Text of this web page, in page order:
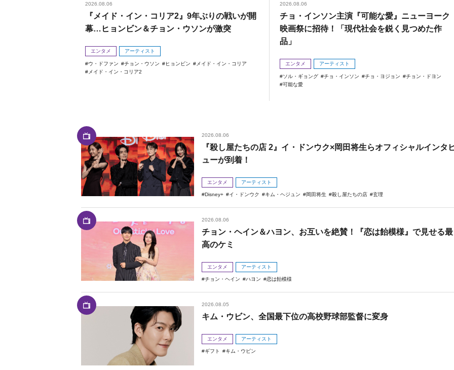
2026.08.06
『メイド・イン・コリア2』9年ぶりの戦いが開
幕…ヒョンビン＆チョン・ウソンが激突
エンタメ アーティスト
ウ・ドファン チョン・ウソン ヒョンビン
メイド・イン・コリア
メイド・イン・コリア2
2026.08.06
チョ・インソン主演『可能な愛』ニューヨーク
映画祭に招待！「現代社会を鋭く見つめた作
品」
エンタメ アーティスト
ソル・ギョング チョ・インソン チョ・ヨジョン
チョン・ドヨン
可能な愛
2026.08.06
『殺し屋たちの店 2』イ・ドンウク×岡田将生らオフィシャルインタ
ューが到着！
エンタメ アーティスト
Disney+ イ・ドンウク キム・ヘジュン 岡田将生 殺し屋たちの店 玄理
2026.08.06
チョン・ヘイン＆ハヨン、お互いを絶賛！『恋は飴模様』で見せる最
高のケミ
エンタメ アーティスト
チョン・ヘイン ハヨン 恋は飴模様
2026.08.05
キム・ウビン、全国最下位の高校野球部監督に変身
エンタメ アーティスト
ギフト キム・ウビン